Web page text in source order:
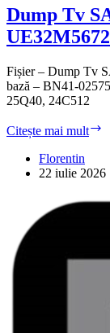
Dump Tv
Fișier – Dump Tv
bază – BN41-
25Q40, 24C512
Citește mai mult
Florentin
22 iulie 2026